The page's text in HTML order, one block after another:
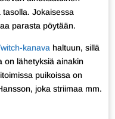
Jokaisessa
parasta pöytään.
kanava haltuun, sillä
on lähetyksiä ainakin
puikoissa on
joka striimaa mm.